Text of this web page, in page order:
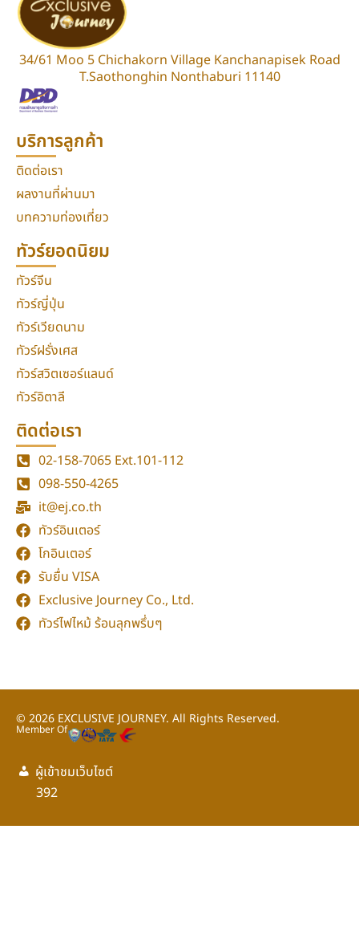
34/61 Moo 5 Chichakorn Village Kanchanapisek Road
T.Saothonghin Nonthaburi 11140
บริการลูกค้า
ติดต่อเรา
ผลงานที่ผ่านมา
บทความท่องเที่ยว
ทัวร์ยอดนิยม
ทัวร์จีน
ทัวร์ญี่ปุ่น
ทัวร์เวียดนาม
ทัวร์ฝรั่งเศส
ทัวร์สวิตเซอร์แลนด์
ทัวร์อิตาลี
ติดต่อเรา
02-158-7065Ext.101-112
098-550-4265
it@ej.co.th
ทัวร์อินเตอร์
โกอินเตอร์
รับยื่น VISA
Exclusive Journey Co., Ltd.
ทัวร์ไฟไหม้ ร้อนลุกพรึ่บๆ
© 2026 EXCLUSIVE JOURNEY. All Rights Reserved.
Member Of
ผู้เข้าชมเว็บไซต์
392